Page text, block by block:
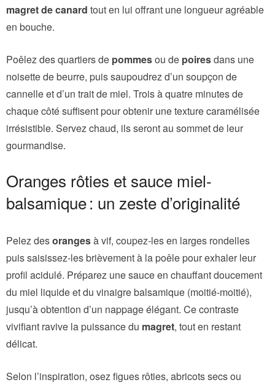
magret de canard tout en lui offrant une longueur agréable
en bouche.
Poêlez des quartiers de pommesou de poiresdans une
noisette de beurre, puis saupoudrez d’un soupçon de
cannelle et d’un trait de miel. Trois à quatre minutes de
chaque côté suffisent pour obtenir une texture caramélisée
irrésistible. Servez chaud, ils seront au sommet de leur
gourmandise.
Oranges rôties et sauce miel-
balsamique : un zeste d’originalité
Pelez desorangesà vif, coupez-les en larges rondelles
puis saisissez-les brièvement à la poêle pour exhaler leur
profil acidulé. Préparez une sauce en chauffant doucement
du miel liquide et du vinaigre balsamique (moitié-moitié),
jusqu’à obtention d’un nappage élégant. Ce contraste
vivifiant ravive la puissance du magret, tout en restant
délicat.
Selon l’inspiration, osez figues rôties, abricots secs ou